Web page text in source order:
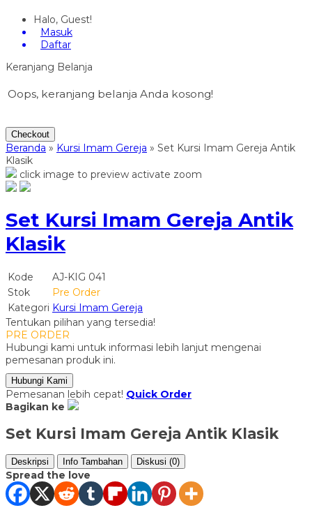
Halo, Guest!
Masuk
Daftar
Keranjang Belanja
Oops, keranjang belanja Anda kosong!
Checkout
Beranda » Kursi Imam Gereja » Set Kursi Imam Gereja Antik
Klasik
click image to preview activate zoom
Set Kursi Imam Gereja Antik
Klasik
Kode
AJ-KIG 041
Stok
Pre Order
Kategori Kursi Imam Gereja
Tentukan pilihan yang tersedia!
PRE ORDER
Hubungi kami untuk informasi lebih lanjut mengenai
pemesanan produk ini.
Hubungi Kami
Pemesanan lebih cepat! Quick Order
Bagikan ke
Set Kursi Imam Gereja Antik Klasik
Deskripsi Info Tambahan Diskusi (0)
Spread the love